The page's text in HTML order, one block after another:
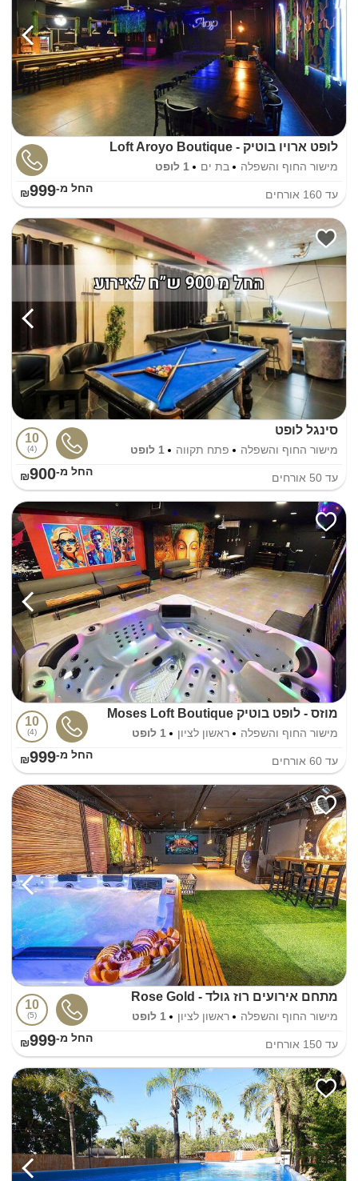
לופט ארויו בוטיק - Loft Aroyo Boutique
מישור החוף והשפלה בת ים 1 לופט
עד 160 אורחים החל מ-₪999
סינגל לופט
מישור החוף והשפלה פתח תקווה 1 לופט
10
4
עד 50 אורחים החל מ-₪900
מוזס - לופט בוטיק Moses Loft Boutique
מישור החוף והשפלה ראשון לציון 1 לופט
10
4
עד 60 אורחים החל מ-₪999
מתחם אירועים רוז גולד - Rose Gold
מישור החוף והשפלה ראשון לציון 1 לופט
10
5
עד 150 אורחים החל מ-₪999